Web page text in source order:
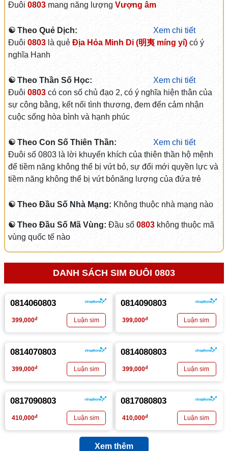
Đuôi 0803mang năng lượng Vượng âm
☯ Theo Quẻ Dịch:
Xem chi tiết
Đuôi 0803là quẻ Địa Hỏa Minh Di (明夷 míng yí)có ý
nghĩa Hanh
☯ Theo Thần Số Học:
Xem chi tiết
Đuôi 0803có con số chủ đạo 2, có ý nghĩa hiện thân của
sự công bằng, kết nối tình thương, đem đến cảm nhận
cuộc sống hòa bình và hạnh phúc
☯ Theo Con Số Thiên Thần:
Xem chi tiết
Đuôi số 0803 là lời khuyến khích của thiên thần hộ mệnh
để tiềm năng không thể bị vứt bỏ, sự đổi mới quyền lực và
tiềm năng không thể bị vứt bỏnăng lượng của đứa trẻ
☯ Theo Đầu Số Nhà Mạng: Không thuộc nhà mạng nào
☯ Theo Đầu Số Mã Vùng: Đầu số 0803không thuộc mã
vùng quốc tế nào
DANH SÁCH SIM ĐUÔI 0803
0814060803
399,000đ
0814090803
399,000đ
0814070803
399,000đ
0814080803
399,000đ
0817090803
410,000đ
0817080803
410,000đ
Xem thêm